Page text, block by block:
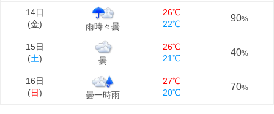
14日
(金) 雨時々曇
26℃
22℃
90%
15日
(土) 曇
26℃
21℃
40%
16日
(日) 曇一時雨
27℃
20℃
70%